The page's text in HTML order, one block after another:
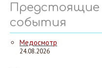
Предстоящие
события
Медосмотр
24.08.2026